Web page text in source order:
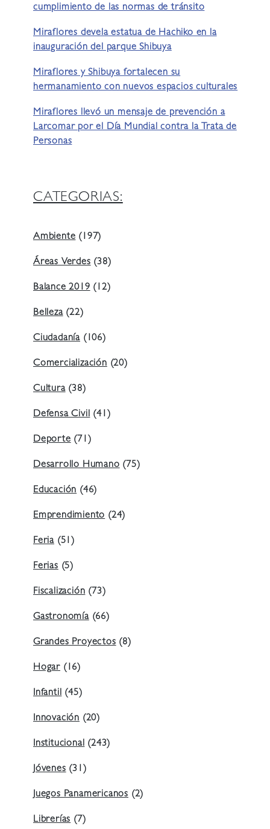
cumplimiento de las normas de tránsito
Miraflores devela estatua de Hachiko en la
inauguración del parque Shibuya
Miraflores y Shibuya fortalecen su
hermanamiento con nuevos espacios culturales
Miraflores llevó un mensaje de prevención a
Larcomar por el Día Mundial contra la Trata de
Personas
CATEGORIAS:
Ambiente(197)
Áreas Verdes(38)
Balance 2019(12)
Belleza(22)
Ciudadanía (106)
Comercialización(20)
Cultura(38)
Defensa Civil(41)
Deporte(71)
Desarrollo Humano(75)
Educación(46)
Emprendimiento(24)
Feria (51)
Ferias(5)
Fiscalización(73)
Gastronomía(66)
Grandes Proyectos(8)
Hogar (16)
Infantil(45)
Innovación (20)
Institucional(243)
Jóvenes(31)
Juegos Panamericanos (2)
Librerías(7)